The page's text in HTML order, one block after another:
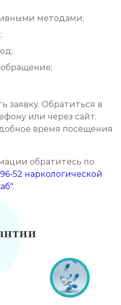
методами;
заявку. Обратиться в
или через сайт.
время посещения
обратитесь по
52 наркологической
.